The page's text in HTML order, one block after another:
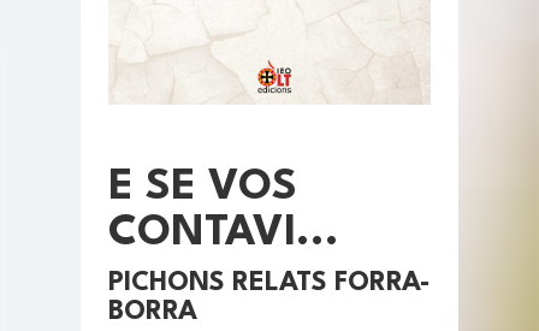
E SE VOS
CONTAVI...
PICHONS RELATS FORRA-
BORRA